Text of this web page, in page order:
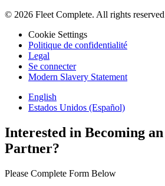
© 2026 Fleet Complete. All rights reserved
Cookie Settings
Politique de confidentialité
Legal
Se connecter
Modern Slavery Statement
English
Estados Unidos (Español)
Interested in Becoming
Partner?
Please Complete Form Below